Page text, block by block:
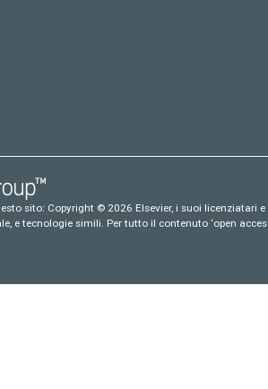
sito: Copyright © 2026 Elsevier, i suoi
e tecnologie simili. Per tutto il contenuto ‘open